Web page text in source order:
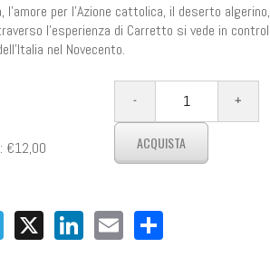
l'amore per l'Azione cattolica, il deserto algerino,
l'esperienza di Carretto si vede in
nel Novecento.
€12,00
Telegram
X LinkedIn
EmailShare